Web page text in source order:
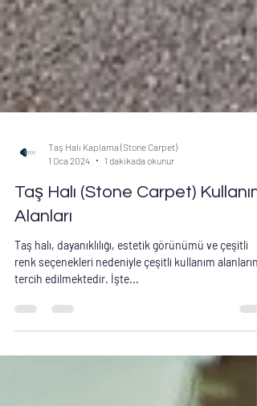
Taş Halı Kaplama (Stone Carpet)
1 Oca 2024
Taş Halı (Stone Carpet) Kullanım
Alanları
renk seçenekleri nedeniyle çeşitli kullanım
tercih edilmektedir. İşte...